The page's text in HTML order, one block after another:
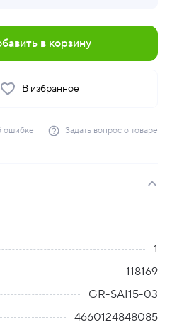
в корзину
В избранное
ошибке Задать вопрос о товаре
1
118169
GR-SAI15-03
4660124848085